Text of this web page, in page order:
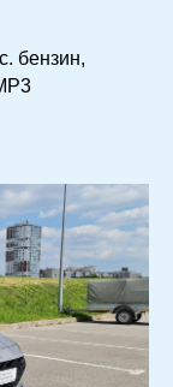
бензин,